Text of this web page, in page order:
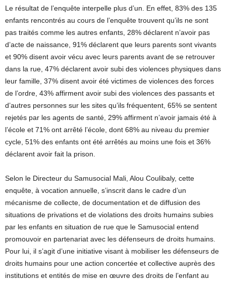
Le résultat de l’enquête interpelle plus d’un. En effet, 83% des 135
enfants rencontrés au cours de l’enquête trouvent qu’ils ne sont
pas traités comme les autres enfants, 28% déclarent n’avoir pas
d’acte de naissance, 91% déclarent que leurs parents sont vivants
et 90% disent avoir vécu avec leurs parents avant de se retrouver
dans la rue, 47% déclarent avoir subi des violences physiques dans
leur famille, 37% disent avoir été victimes de violences des forces
de l’ordre, 43% affirment avoir subi des violences des passants et
d’autres personnes sur les sites qu’ils fréquentent, 65% se sentent
rejetés par les agents de santé, 29% affirment n’avoir jamais été à
l’école et 71% ont arrêté l’école, dont 68% au niveau du premier
cycle, 51% des enfants ont été arrêtés au moins une fois et 36%
déclarent avoir fait la prison.
Selon le Directeur du Samusocial Mali, Alou Coulibaly, cette
enquête, à vocation annuelle, s’inscrit dans le cadre d’un
mécanisme de collecte, de documentation et de diffusion des
situations de privations et de violations des droits humains subies
par les enfants en situation de rue que le Samusocial entend
promouvoir en partenariat avec les défenseurs de droits humains.
Pour lui, il s’agit d’une initiative visant à mobiliser les défenseurs de
droits humains pour une action concertée et collective auprès des
institutions et entités de mise en œuvre des droits de l’enfant au